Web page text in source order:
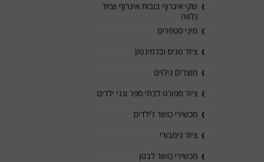
שקי איגרוף בובות איגרוף וציוד
נלווה
מיני סטפרים
ציוד טניס ובדמינטון
מוצרים נילוים
ציוד ספורט לבתי ספר וגני ילדים
מכשירי כושר לילדים
ציוד גימבורי
מכשירי כושר לבטן